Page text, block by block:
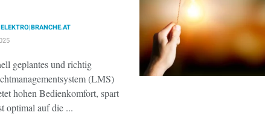
geplantes und richtig
(LMS)
hohen Bedienkomfort, spart
optimal auf die ...